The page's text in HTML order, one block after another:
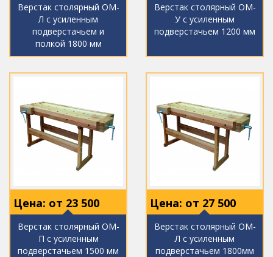
Верстак столярный ОМ-
Л с усиленным
подверстачьем и
полкой 1800 мм
Верстак столярный ОМ-
У с усиленным
подверстачьем 1200 мм
Цена: от 23 500
Верстак столярный ОМ-
П с усиленным
подверстачьем 1500 мм
Цена: от 27 500
Верстак столярный ОМ-
Л с усиленным
подверстачьем 1800мм